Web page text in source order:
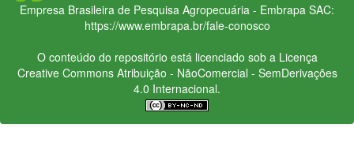
Empresa Brasileira de Pesquisa Agropecuária - Embrapa SAC:
https://www.embrapa.br/fale-conosco
O conteúdo do repositório está licenciado sob a Licença
Creative CommonsAtribuição - NãoComercial - SemDerivações
4.0 Internacional.